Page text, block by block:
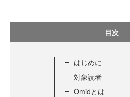
目次
はじめに
対象読者
Omidとは